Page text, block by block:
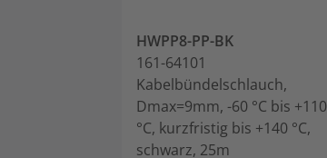
HWPP8-PP-BK
161-64101
Kabelbündelschlauch,
Dmax=9mm, -60 °C bis +110
°C, kurzfristig bis +140 °C,
schwarz, 25m